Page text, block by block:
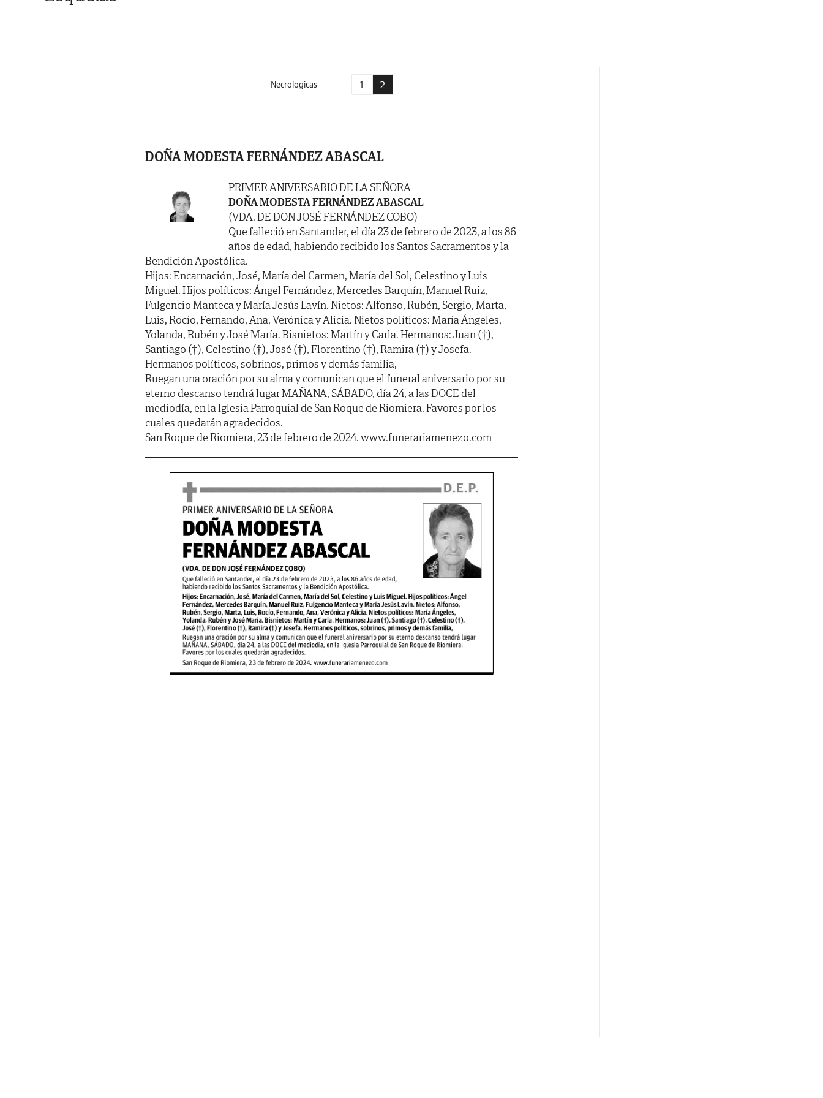
Necrologicas 1 2
DOÑA MODESTA FERNÁNDEZ ABASCAL
PRIMER ANIVERSARIO DE LA SEÑORA
DOÑA MODESTA FERNÁNDEZ ABASCAL
(VDA. DE DON JOSÉ FERNÁNDEZ COBO)
Que falleció en Santander, el día 23 de febrero de 2023, a los 86
años de edad, habiendo recibido los Santos Sacramentos y la
Bendición Apostólica.
Hijos: Encarnación, José, María del Carmen, María del Sol, Celestino y Luis
Miguel. Hijos políticos: Ángel Fernández, Mercedes Barquín, Manuel Ruiz,
Fulgencio Manteca y María Jesús Lavín. Nietos: Alfonso, Rubén, Sergio, Marta,
Luis, Rocío, Fernando, Ana, Verónica y Alicia. Nietos políticos: María Ángeles,
Yolanda, Rubén y José María. Bisnietos: Martín y Carla. Hermanos: Juan (†),
Santiago (†), Celestino (†), José (†), Florentino (†), Ramira (†) y Josefa.
Hermanos políticos, sobrinos, primos y demás familia,
Ruegan una oración por su alma y comunican que el funeral aniversario por su
eterno descanso tendrá lugar MAÑANA, SÁBADO, día 24, a las DOCE del
mediodía, en la Iglesia Parroquial de San Roque de Riomiera. Favores por los
cuales quedarán agradecidos.
San Roque de Riomiera, 23 de febrero de 2024. www.funerariamenezo.com